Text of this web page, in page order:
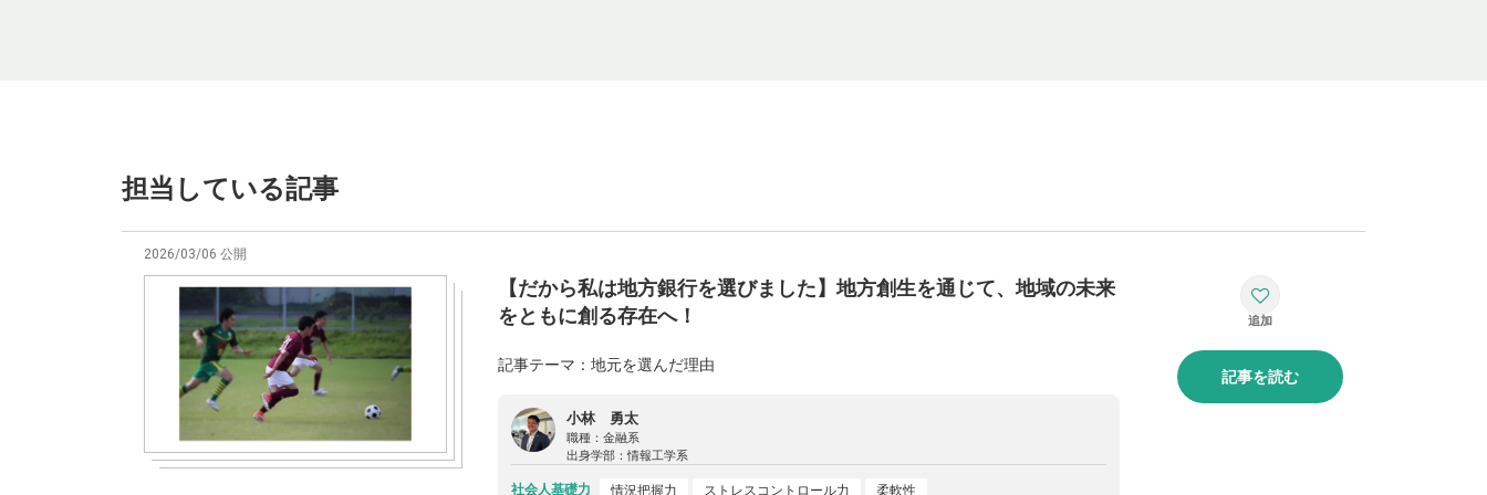
担当している記事
2026/03/06 公開
【だから私は地方銀行を選びました】地方創生を通じて、地域の未来
をともに創る存在へ！
記事テーマ：地元を選んだ理由
小林 勇太
職種： 金融系
出身学部：情報工学系
社会人基礎力 情況把握力 ストレスコントロール力 柔軟性
記事を読む